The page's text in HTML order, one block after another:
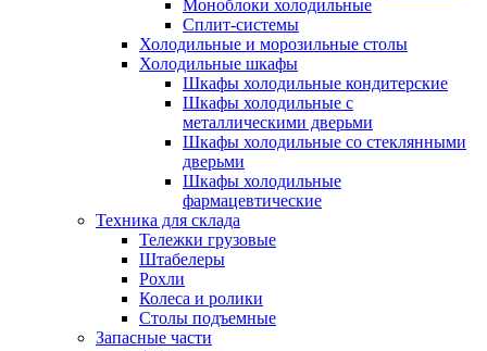
Моноблоки холодильные
Сплит-системы
Холодильные и морозильные столы
Холодильные шкафы
Шкафы холодильные кондитерские
Шкафы холодильные с
металлическими дверьми
Шкафы холодильные со стеклянными
дверьми
Шкафы холодильные
фармацевтические
Техника для склада
Тележки грузовые
Штабелеры
Рохли
Колеса и ролики
Столы подъемные
Запасные части